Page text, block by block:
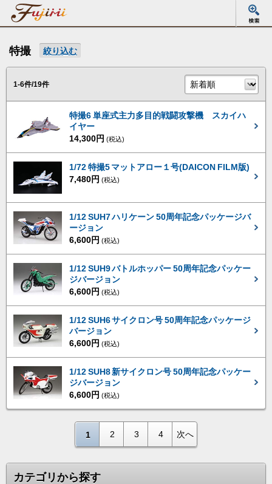
特撮 絞り込む
1-6件/19件
特撮6 単座式主力多目的戦闘攻撃機 スカイハ
イヤー
14,300円 (税込)
1/72 特撮5 マットアロー１号(DAICON FILM版)
7,480円 (税込)
1/12 SUH7 ハリケーン 50周年記念パッケージバ
ージョン
6,600円 (税込)
1/12 SUH9 バトルホッパー 50周年記念パッケー
ジバージョン
6,600円 (税込)
1/12 SUH6 サイクロン号 50周年記念パッケージ
バージョン
6,600円 (税込)
1/12 SUH8 新サイクロン号 50周年記念パッケー
ジバージョン
6,600円 (税込)
1 2 3 4 次へ
カテゴリから探す